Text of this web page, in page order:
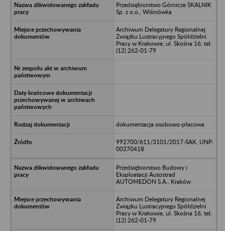
Przedsiębiorstwo Górnicze SKALNIK
Sp. z o.o., Wiśniówka
Archiwum Delegatury Regionalnej
Związku Lustracyjnego Spółdzielni
Pracy w Krakowie, ul. Skośna 16, tel.
(12) 262-01-79
dokumentacja osobowo-płacowa
992700/611/3101/2017-SAK, UNP:
00370418
Przedsiębiorstwo Budowy i
Eksploatacji Autostrad
AUTOMEDON S.A., Kraków
Archiwum Delegatury Regionalnej
Związku Lustracyjnego Spółdzielni
Pracy w Krakowie, ul. Skośna 16, tel.
(12) 262-01-79